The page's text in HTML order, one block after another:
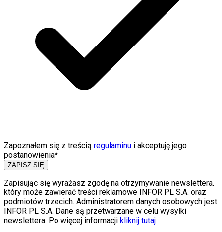
Zapoznałem się z treścią regulaminu i akceptuję jego
postanowienia*
ZAPISZ SIĘ
Zapisując się wyrażasz zgodę na otrzymywanie newslettera,
który może zawierać treści reklamowe INFOR PL S.A. oraz
podmiotów trzecich. Administratorem danych osobowych jest
INFOR PL S.A. Dane są przetwarzane w celu wysyłki
newslettera. Po więcej informacji kliknij tutaj